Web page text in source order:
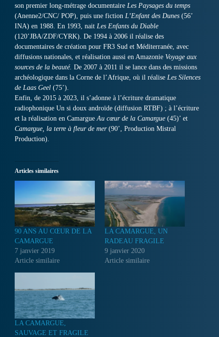
son premier long-métrage documentaire Les Paysages du temps
(Anenne2/CNC/ POP), puis une fiction L’Enfant des Dunes (56’
INA) en 1988. En 1993, nait Les Enfants du Diable
(120’JBA/ZDF/CYRK). De 1994 à 2006 il réalise des
documentaires de création pour FR3 Sud et Méditerranée, avec
diffusions nationales, et réalisation aussi en Amazonie Voyage aux
sources de la beauté. De 2007 à 2011 il se lance dans des missions
archéologique dans la Corne de l’Afrique, où il réalise Les Silences
de Laas Geel (75’).
Enfin, de 2015 à 2023, il s’adonne à l’écriture dramatique
radiophonique Un si doux androïde (diffusion RTBF) ; à l’écriture
et la réalisation en Camargue Au cœur de la Camargue (45)’ et
Camargue, la terre à fleur de mer(90’, Production Mistral
Production).
Articles similaires
90 ANS AU CŒUR DE LA
CAMARGUE
7 janvier 2019
Article similaire
LA CAMARGUE, UN
RADEAU FRAGILE
9 janvier 2020
Article similaire
LA CAMARGUE,
SAUVAGE ET FRAGILE